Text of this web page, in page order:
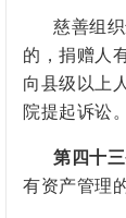
慈善组
的，捐赠人
向县级以上
院提起诉讼。
第四十
有资产管理